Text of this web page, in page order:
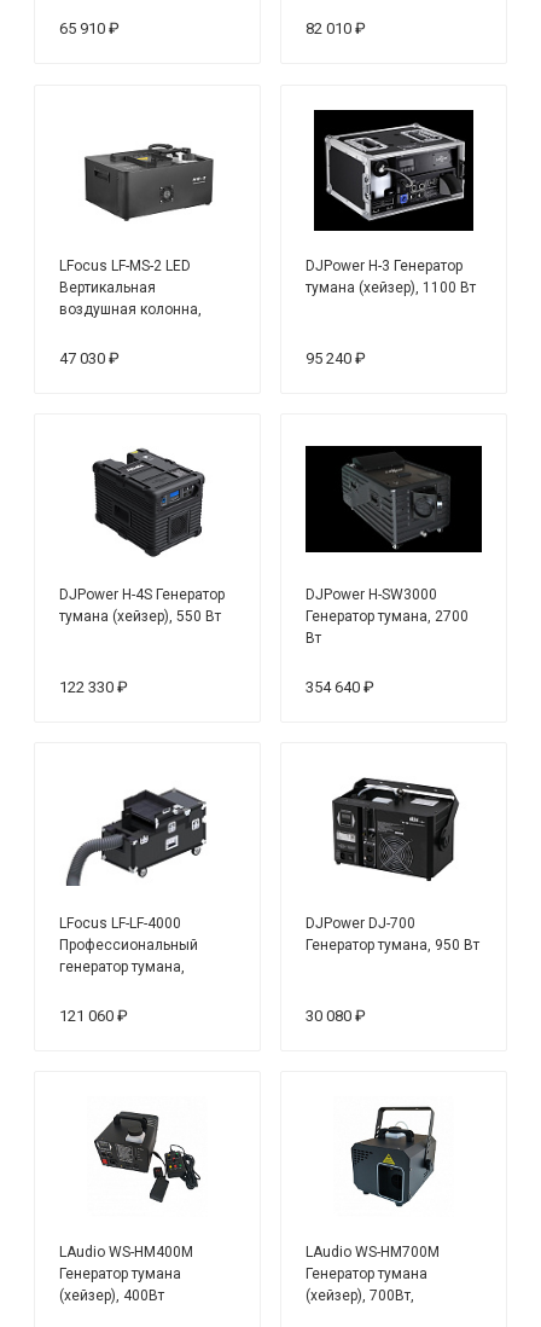
65 910 ₽ 82 010 ₽
LFocus LF-MS-2 LED
Вертикальная
воздушная колонна,
AMD
47 030 ₽
DJPower H-3 Генератор
тумана (хейзер), 1100 Вт
95 240 ₽
DJPower H-4S Генератор
тумана (хейзер), 550 Вт
122 330 ₽
DJPower H-SW3000
Генератор тумана, 2700
Вт
354 640 ₽
LFocus LF-LF-4000
Профессиональный
генератор тумана,
AMD
121 060 ₽
DJPower DJ-700
Генератор тумана, 950 Вт
30 080 ₽
LAudio WS-HM400M
Генератор тумана
(хейзер), 400Вт
LAudio WS-HM700M
Генератор тумана
(хейзер), 700Вт,